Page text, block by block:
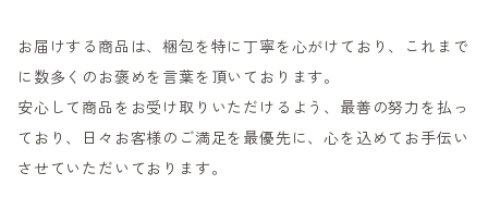
お届けする商品は、梱包を特に丁寧を心がけており、これまで
に数多くのお褒めを言葉を頂いております。
安心して商品をお受け取りいただけるよう、最善の努力を払っ
ており、日々お客様のご満足を最優先に、心を込めてお手伝い
させていただいております。